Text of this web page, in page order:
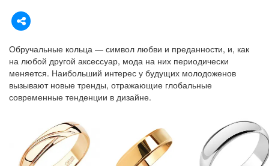
Обручальные кольца — символ любви и преданности, и, как
на любой другой аксессуар, мода на них периодически
меняется. Наибольший интерес у будущих молодоженов
вызывают новые тренды, отражающие глобальные
современные тенденции в дизайне.